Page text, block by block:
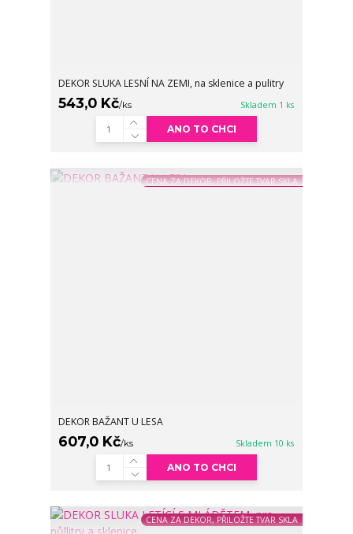
DEKOR SLUKA LESNÍ NA ZEMI, na sklenice a pulitry
543,0 Kč/ks Skladem 1 ks
ANO TO CHCI
CENA ZA DEKOR, PŘILOŽTE TVAR SKLA
DEKOR BAŽANT U LESA
607,0 Kč/ks Skladem 10 ks
ANO TO CHCI
CENA ZA DEKOR, PŘILOŽTE TVAR SKLA